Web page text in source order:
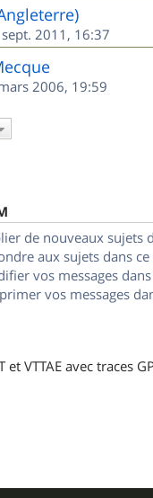
2011, 16:37
2006, 19:59
de nouveaux sujets
aux sujets dans
vos messages
vos messages
et VTTAE avec traces